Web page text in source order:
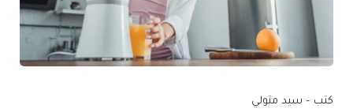
كتب – سيد متولي